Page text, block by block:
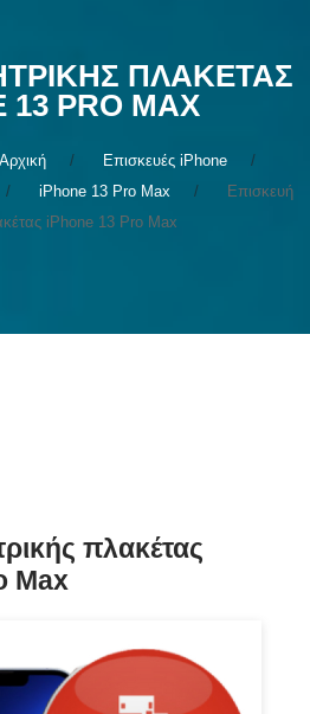
ΠΛΑΚΈΤΑΣ
13 PRO MAX
Αρχική
Επισκευές iPhone
iPhone 13 Pro Max
Επισκευή
iPhone 13 Pro Max
πλακέτας
Max